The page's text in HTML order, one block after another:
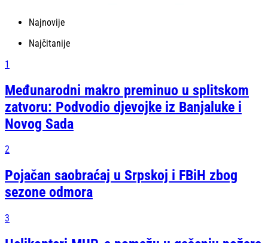
Najnovije
Najčitanije
1
Međunarodni makro preminuo u splitskom
zatvoru: Podvodio djevojke iz Banjaluke i
Novog Sada
2
Pojačan saobraćaj u Srpskoj i FBiH zbog
sezone odmora
3